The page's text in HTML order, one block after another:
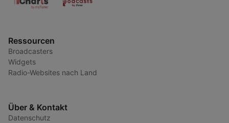
Ressourcen
Broadcasters
Widgets
Radio-Websites nach Land
Über & Kontakt
Datenschutz